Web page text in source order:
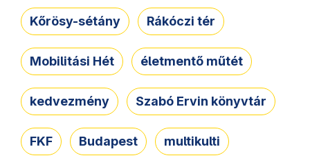
Kőrösy-sétány Rákóczi tér
Mobilitási Hét életmentő műtét
kedvezmény Szabó Ervin könyvtár
FKF Budapest multikulti